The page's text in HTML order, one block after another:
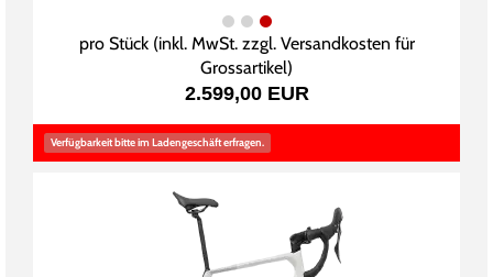
pro Stück (inkl. MwSt. zzgl. Versandkosten für
Grossartikel)
2.599,00 EUR
Verfügbarkeit bitte im Ladengeschäft erfragen.